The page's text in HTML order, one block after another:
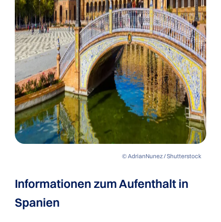
© AdrianNunez / Shutterstock
Informationen zum Aufenthalt in
Spanien